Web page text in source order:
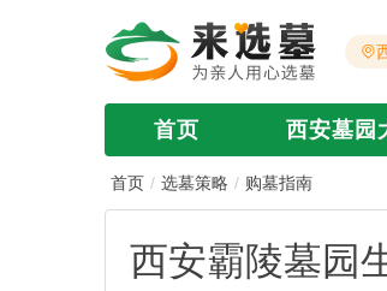
首页 西安墓园
首页 选墓策略 购墓指南
西安霸陵墓园